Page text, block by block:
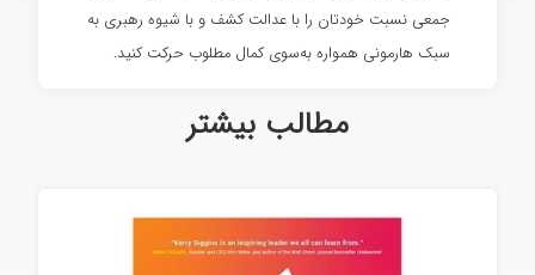
جمعی نسبت خودتان را با عدالت کشف و با شیوه رهبری به
سبک هارمونی همواره به‌سوی کمال مطلوب حرکت کنید.
مطالب بیشتر